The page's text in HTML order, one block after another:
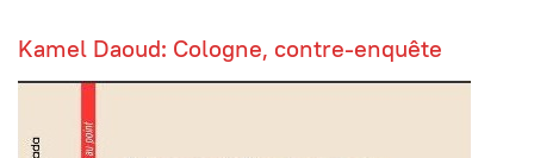
Kamel Daoud: Cologne, contre-enquête